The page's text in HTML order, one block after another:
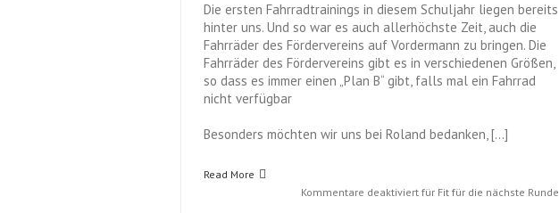
Die ersten Fahrradtrainings in diesem Schuljahr liegen bereits
hinter uns. Und so war es auch allerhöchste Zeit, auch die
Fahrräder des Fördervereins auf Vordermann zu bringen. Die
Fahrräder des Fördervereins gibt es in verschiedenen Größen,
so dass es immer einen „Plan B“ gibt, falls mal ein Fahrrad
nicht verfügbar
Besonders möchten wir uns bei Roland bedanken, […]
Read More
Kommentare deaktiviert für Fit für die nächste Runde